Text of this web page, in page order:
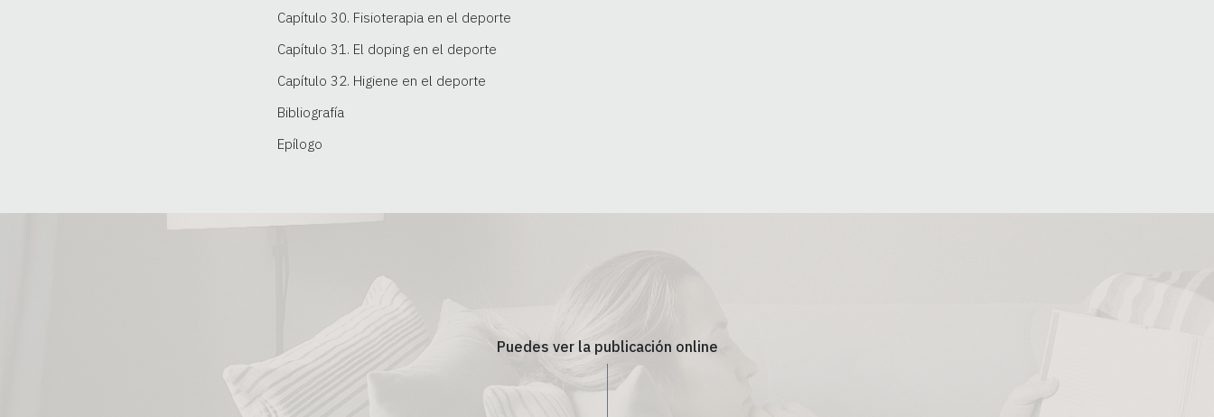
Capítulo 30. Fisioterapia en el deporte
Capítulo 31. El doping en el deporte
Capítulo 32. Higiene en el deporte
Bibliografía
Epílogo
Puedes ver la publicación online